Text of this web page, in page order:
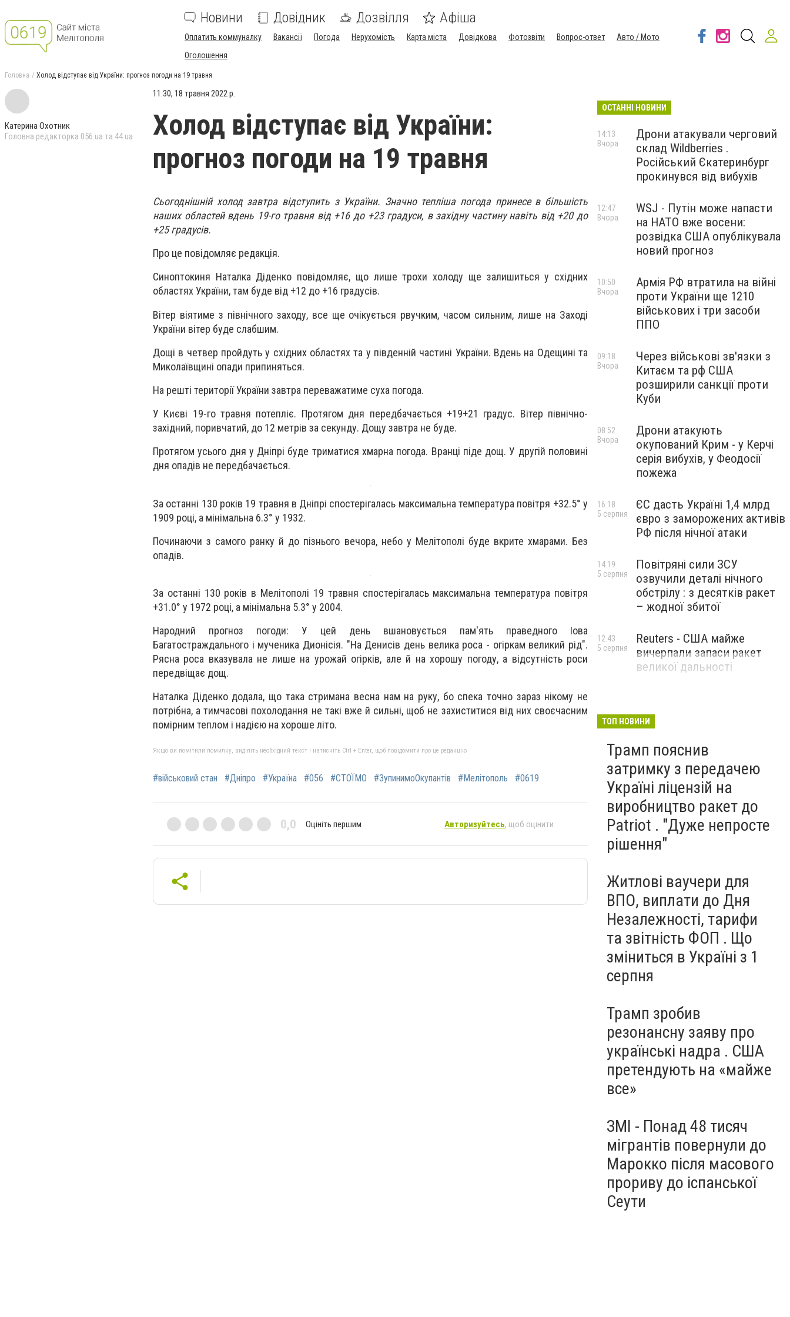
Новини Довідник Дозвілля Афіша
Оплатить коммуналку Вакансії Погода Нерухомість Карта міста Довідкова Фотозвіти Вопрос-ответ
Авто / Мото
Оголошення
Головна Холод відступає від України: прогноз погоди на 19 травня
Катерина Охотник
Головна редакторка 056.ua та 44.ua
11:30, 18 травня 2022 р.
Холод відступає від України:
прогноз погоди на 19 травня
Сьогоднішній холод завтра відступить з України. Значно тепліша погода принесе в більшість
наших областей вдень 19-го травня від +16 до +23 градуси, в західну частину навіть від +20 до
+25 градусів.
Про це повідомляє редакція.
Синоптокиня Наталка Діденко повідомляє, що лише трохи холоду ще залишиться у східних
областях України, там буде від +12 до +16 градусів.
Вітер віятиме з північного заходу, все ще очікується рвучким, часом сильним, лише на Заході
України вітер буде слабшим.
Дощі в четвер пройдуть у східних областях та у південній частині України. Вдень на Одещині та
Миколаївщині опади припиняться.
На решті території України завтра переважатиме суха погода.
У Києві 19-го травня потепліє. Протягом дня передбачається +19+21 градус. Вітер північно-
західний, поривчатий, до 12 метрів за секунду. Дощу завтра не буде.
Протягом усього дня у Дніпрі буде триматися хмарна погода. Вранці піде дощ. У другій половині
дня опадів не передбачається.
За останні 130 років 19 травня в Дніпрі спостерігалась максимальна температура повітря +32.5° у
1909 році, а мінімальна 6.3° у 1932.
Починаючи з самого ранку й до пізнього вечора, небо у Мелітополі буде вкрите хмарами. Без
опадів.
За останні 130 років в Мелітополі 19 травня спостерігалась максимальна температура повітря
+31.0° у 1972 році, а мінімальна 5.3° у 2004.
Народний прогноз погоди: У цей день вшановується пам'ять праведного Іова
Багатостраждального і мученика Дионісія. "На Денисів день велика роса - огіркам великий рід".
Рясна роса вказувала не лише на урожай огірків, але й на хорошу погоду, а відсутність роси
передвіщає дощ.
Наталка Діденко додала, що така стримана весна нам на руку, бо спека точно зараз нікому не
потрібна, а тимчасові похолодання не такі вже й сильні, щоб не захиститися від них своєчасним
помірним теплом і надією на хороше літо.
Якщо ви помітили помилку, виділіть необхідний текст і натисніть Ctrl + Enter, щоб повідомити про це редакцію
#військовий стан #Дніпро #Україна #056 #СТОЇМО #ЗупинимоОкупантів #Мелітополь #0619
0,0 Оцініть першим Авторизуйтесь, щоб оцінити
ОСТАННІ НОВИНИ
Дрони атакували черговий
склад Wildberries .
Російський Єкатеринбург
прокинувся від вибухів
14:13
Вчора
WSJ - Путін може напасти
на НАТО вже восени:
розвідка США опублікувала
новий прогноз
12:47
Вчора
Армія РФ втратила на війні
проти України ще 1210
військових і три засоби
ППО
10:50
Вчора
Через військові зв'язки з
Китаєм та рф США
розширили санкції проти
Куби
09:18
Вчора
Дрони атакують
окупований Крим - у Керчі
серія вибухів, у Феодосії
пожежа
08:52
Вчора
ЄС дасть Україні 1,4 млрд
євро з заморожених активів
РФ після нічної атаки
16:18
5 серпня
Повітряні сили ЗСУ
озвучили деталі нічного
обстрілу : з десятків ракет
– жодної збитої
14:19
5 серпня
Reuters - США майже
вичерпали запаси ракет
великої дальності
12:43
5 серпня
ТОП НОВИНИ
Трамп пояснив
затримку з передачею
Україні ліцензій на
виробництво ракет до
Patriot . "Дуже непросте
рішення"
Житлові ваучери для
ВПО, виплати до Дня
Незалежності, тарифи
та звітність ФОП . Що
зміниться в Україні з 1
серпня
Трамп зробив
резонансну заяву про
українські надра . США
претендують на «майже
все»
ЗМІ - Понад 48 тисяч
мігрантів повернули до
Марокко після масового
прориву до іспанської
Сеути